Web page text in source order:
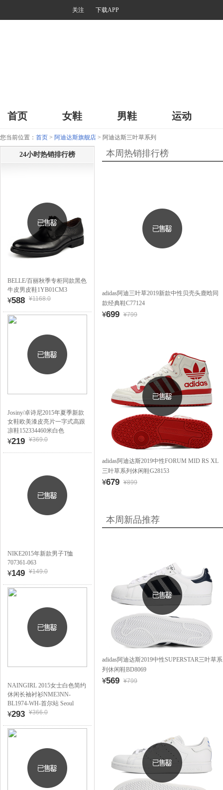
关注 下载APP
首页 女鞋 男鞋 运动
您当前位置： 首页 > 阿迪达斯旗舰店 > 阿迪达斯三叶草系列
24小时热销排行榜
BELLE/百丽秋季专柜同款黑色
牛皮男皮鞋1YB01CM3
¥588 ¥1168.0
Josiny/卓诗尼2015年夏季新款
女鞋欧美漆皮亮片一字式高跟
凉鞋152334460米白色
¥219 ¥369.0
NIKE2015年新款男子T恤
707361-063
¥149 ¥149.0
NAINGIRL 2015女士白色简约
休闲长袖衬衫NME3NN-
BL1974-WH-首尔站 Seoul
¥293 ¥366.0
本周热销排行榜
adidas阿迪三叶草2019新款中性贝壳头鹿晗同
款经典鞋C77124
¥699 ¥799
adidas阿迪达斯2019中性FORUM MID RS XL
三叶草系列休闲鞋G28153
¥679 ¥899
本周新品推荐
adidas阿迪达斯2019中性SUPERSTAR三叶草系
列休闲鞋BD8069
¥569 ¥799